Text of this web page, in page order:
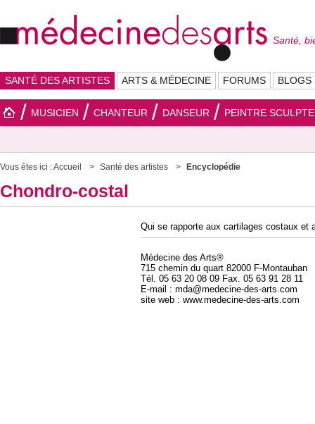
Santé,
SANTÉ DES ARTISTES ARTS & MÉDECINE FORUMS BLOGS
MUSICIEN CHANTEUR DANSEUR PEINTRE
Vous êtes ici :Accueil Santé des artistes Encyclopédie
Chondro-costal
Qui se rapporte aux cartilages costaux et
Médecine des Arts®
715 chemin du quart 82000 F-Montauban
Tél. 05 63 20 08 09 Fax. 05 63 91 28 11
E-mail : mda@medecine-des-arts.com
site web : www.medecine-des-arts.com